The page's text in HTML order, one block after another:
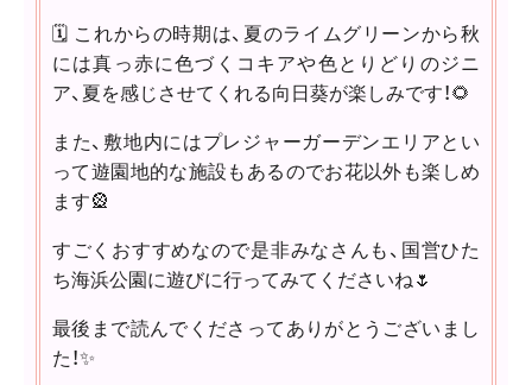
🗓️ これからの時期は、夏のライムグリーンから秋
には真っ赤に色づくコキアや色とりどりのジニ
ア、夏を感じさせてくれる向日葵が楽しみです！🌻
また、敷地内にはプレジャーガーデンエリアとい
って遊園地的な施設もあるのでお花以外も楽しめ
ます🎡
すごくおすすめなので是非みなさんも、国営ひた
ち海浜公園に遊びに行ってみてくださいね🌷
最後まで読んでくださってありがとうございまし
た！✨